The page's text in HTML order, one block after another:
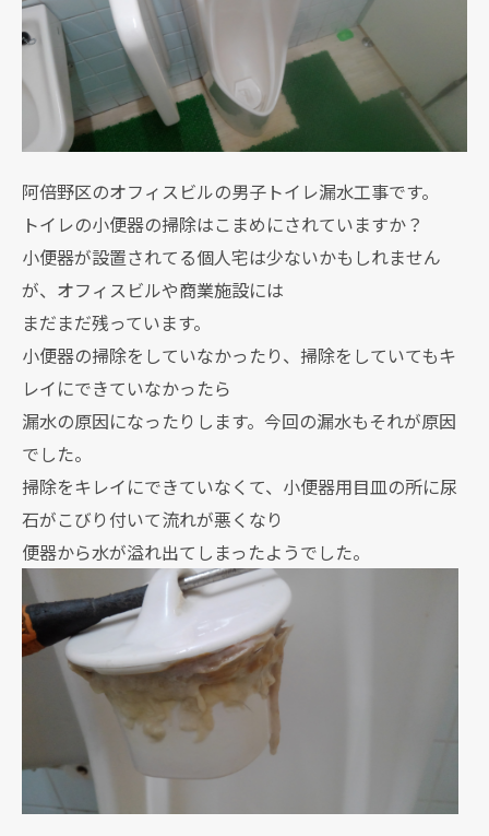
阿倍野区のオフィスビルの男子トイレ漏水工事です。
トイレの小便器の掃除はこまめにされていますか？
小便器が設置されてる個人宅は少ないかもしれません
が、オフィスビルや商業施設には
まだまだ残っています。
小便器の掃除をしていなかったり、掃除をしていてもキ
レイにできていなかったら
漏水の原因になったりします。今回の漏水もそれが原因
でした。
掃除をキレイにできていなくて、小便器用目皿の所に尿
石がこびり付いて流れが悪くなり
便器から水が溢れ出てしまったようでした。